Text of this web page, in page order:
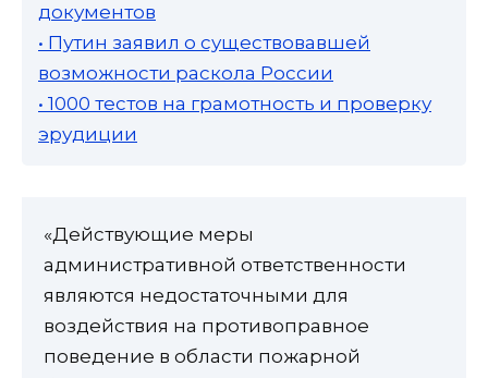
документов
• Путин заявил о существовавшей
возможности раскола России
• 1000 тестов на грамотность и проверку
эрудиции
«Действующие меры
административной ответственности
являются недостаточными для
воздействия на противоправное
поведение в области пожарной